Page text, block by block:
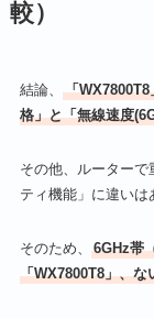
較）
結論、
「
格」と「無線速度
その他、ルーターで
ティ機能」に違いは
そのため、
6GHz帯
「WX7800T8」、な